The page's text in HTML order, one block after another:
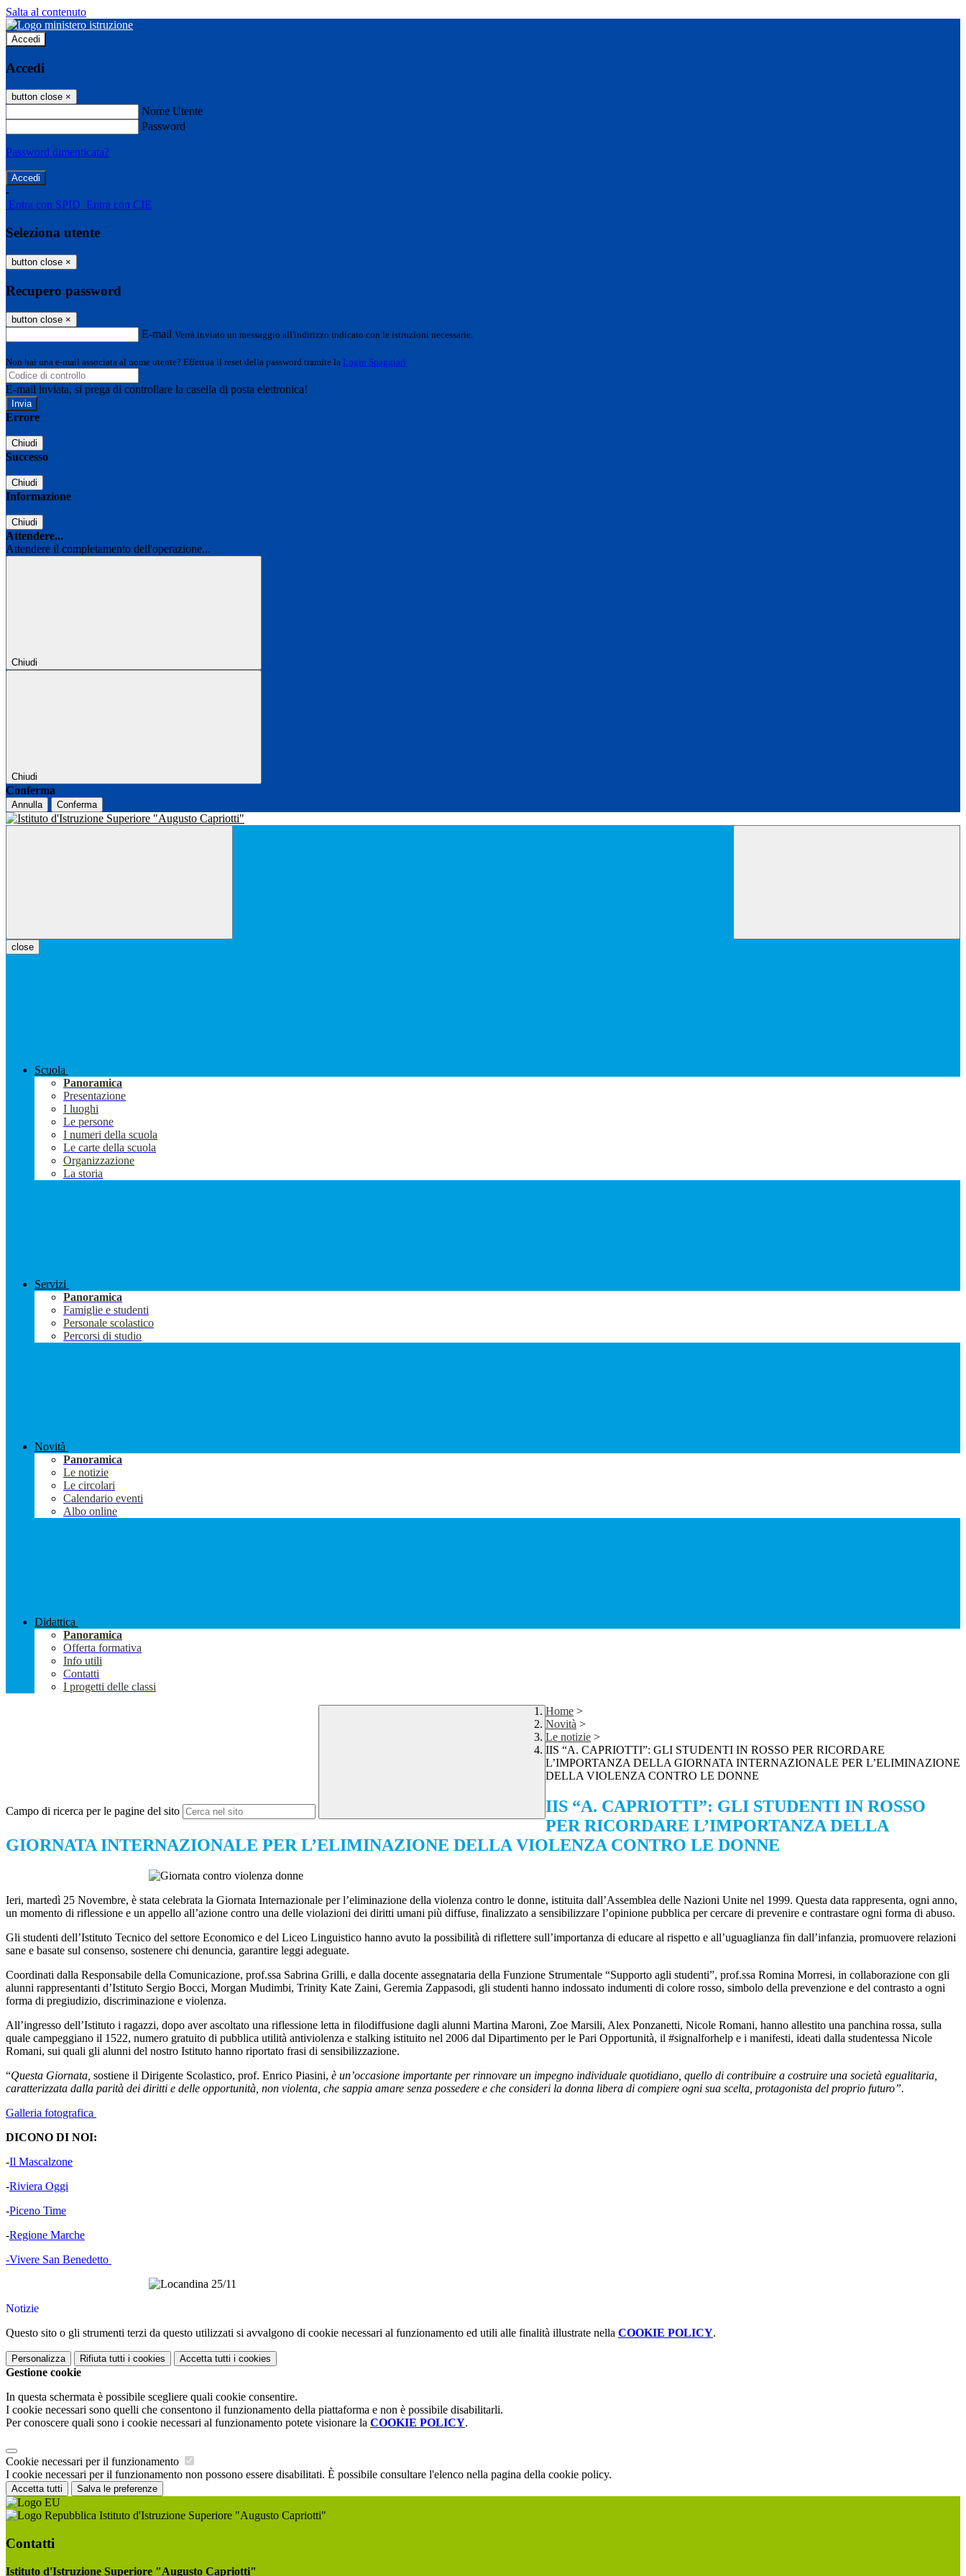
Salta al contenuto
Accedi
Accedi
button close ×
Nome Utente
Password
Password dimenticata?
-
Entra con SPID Entra con CIE
Seleziona utente
button close ×
Recupero password
button close ×
E-mail Verrà inviato un messaggio all'indirizzo indicato con le istruzioni necessarie.
Non hai una e-mail associata al nome utente? Effettua il reset della password tramite la Login Spaggiari
E-mail inviata, si prega di controllare la casella di posta elettronica!
Errore
Chiudi
Successo
Chiudi
Informazione
Chiudi
Attendere...
Attendere il completamento dell'operazione...
Chiudi
Chiudi
Conferma
Annulla Conferma
close
Scuola
Panoramica
Presentazione
I luoghi
Le persone
I numeri della scuola
Le carte della scuola
Organizzazione
La storia
Servizi
Panoramica
Famiglie e studenti
Personale scolastico
Percorsi di studio
Novità
Panoramica
Le notizie
Le circolari
Calendario eventi
Albo online
Didattica
Panoramica
Offerta formativa
Info utili
Contatti
I progetti delle classi
Campo di ricerca per le pagine del sito
Home >
Novità >
Le notizie >
IIS “A. CAPRIOTTI”: GLI STUDENTI IN ROSSO PER RICORDARE
L’IMPORTANZA DELLA GIORNATA INTERNAZIONALE PER L’ELIMINAZIONE
DELLA VIOLENZA CONTRO LE DONNE
IIS “A. CAPRIOTTI”: GLI STUDENTI IN ROSSO
PER RICORDARE L’IMPORTANZA DELLA
GIORNATA INTERNAZIONALE PER L’ELIMINAZIONE DELLA VIOLENZA CONTRO LE DONNE
Ieri, martedì 25 Novembre, è stata celebrata la Giornata Internazionale per l’eliminazione della violenza contro le donne, istituita dall’Assemblea delle Nazioni Unite nel 1999. Questa data rappresenta, ogni anno,
un momento di riflessione e un appello all’azione contro una delle violazioni dei diritti umani più diffuse, finalizzato a sensibilizzare l’opinione pubblica per cercare di prevenire e contrastare ogni forma di abuso.
Gli studenti dell’Istituto Tecnico del settore Economico e del Liceo Linguistico hanno avuto la possibilità di riflettere sull’importanza di educare al rispetto e all’uguaglianza fin dall’infanzia, promuovere relazioni
sane e basate sul consenso, sostenere chi denuncia, garantire leggi adeguate.
Coordinati dalla Responsabile della Comunicazione, prof.ssa Sabrina Grilli, e dalla docente assegnataria della Funzione Strumentale “Supporto agli studenti”, prof.ssa Romina Morresi, in collaborazione con gli
alunni rappresentanti d’Istituto Sergio Bocci, Morgan Mudimbi, Trinity Kate Zaini, Geremia Zappasodi, gli studenti hanno indossato indumenti di colore rosso, simbolo della prevenzione e del contrasto a ogni
forma di pregiudizio, discriminazione e violenza.
All’ingresso dell’Istituto i ragazzi, dopo aver ascoltato una riflessione letta in filodiffusione dagli alunni Martina Maroni, Zoe Marsili, Alex Ponzanetti, Nicole Romani, hanno allestito una panchina rossa, sulla
quale campeggiano il 1522, numero gratuito di pubblica utilità antiviolenza e stalking istituito nel 2006 dal Dipartimento per le Pari Opportunità, il #signalforhelp e i manifesti, ideati dalla studentessa Nicole
Romani, sui quali gli alunni del nostro Istituto hanno riportato frasi di sensibilizzazione.
“Questa Giornata, sostiene il Dirigente Scolastico, prof. Enrico Piasini, è un’occasione importante per rinnovare un impegno individuale quotidiano, quello di contribuire a costruire una società egualitaria,
caratterizzata dalla parità dei diritti e delle opportunità, non violenta, che sappia amare senza possedere e che consideri la donna libera di compiere ogni sua scelta, protagonista del proprio futuro”.
Galleria fotografica
DICONO DI NOI:
-Il Mascalzone
-Riviera Oggi
-Piceno Time
-Regione Marche
-Vivere San Benedetto
Notizie
Questo sito o gli strumenti terzi da questo utilizzati si avvalgono di cookie necessari al funzionamento ed utili alle finalità illustrate nella COOKIE POLICY.
Personalizza Rifiuta tutti i cookies Accetta tutti i cookies
Gestione cookie
In questa schermata è possibile scegliere quali cookie consentire.
I cookie necessari sono quelli che consentono il funzionamento della piattaforma e non è possibile disabilitarli.
Per conoscere quali sono i cookie necessari al funzionamento potete visionare la COOKIE POLICY.
Cookie necessari per il funzionamento
I cookie necessari per il funzionamento non possono essere disabilitati. È possibile consultare l'elenco nella pagina della cookie policy.
Accetta tutti Salva le preferenze
Istituto d'Istruzione Superiore "Augusto Capriotti"
Contatti
Istituto d'Istruzione Superiore "Augusto Capriotti"